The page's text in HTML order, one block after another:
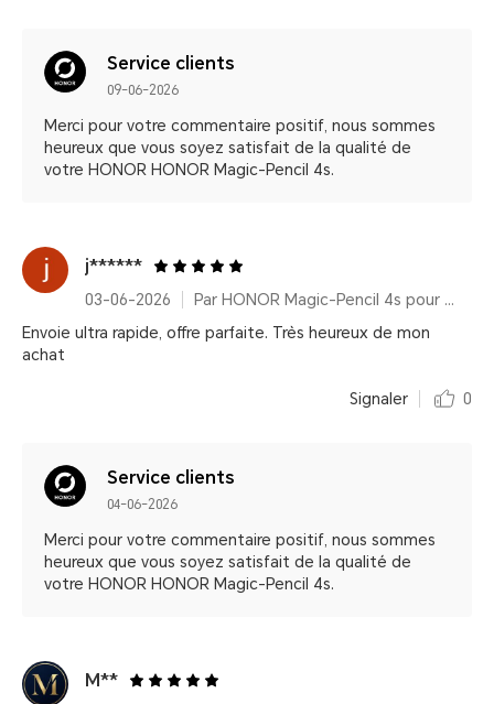
Service clients
09-06-2026
Merci pour votre commentaire positif, nous sommes
heureux que vous soyez satisfait de la qualité de
votre HONOR HONOR Magic-Pencil 4s.
j******
03-06-2026
Par HONOR Magic-Pencil 4s pour HONOR MagicPad4
Envoie ultra rapide, offre parfaite. Très heureux de mon
achat
Signaler 0
Service clients
04-06-2026
Merci pour votre commentaire positif, nous sommes
heureux que vous soyez satisfait de la qualité de
votre HONOR HONOR Magic-Pencil 4s.
M**